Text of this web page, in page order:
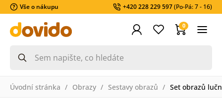
Vše o nákupu +420 228 229 597(Po-Pá: 7 - 16)
0
Úvodní stránka Obrazy Sestavy obrazů Set obrazů